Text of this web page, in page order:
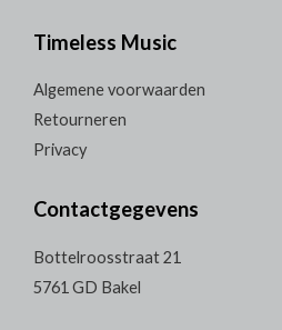
Timeless Music
Algemene voorwaarden
Retourneren
Privacy
Contactgegevens
Bottelroosstraat 21
5761 GD Bakel